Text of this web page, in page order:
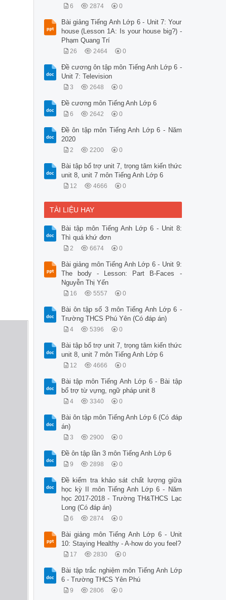
6 2874 0
Bài giảng Tiếng Anh Lớp 6 - Unit 7: Your
house (Lesson 1A: Is your house big?) -
Phạm Quang Trí
26 2464 0
Đề cương ôn tập môn Tiếng Anh Lớp 6 -
Unit 7: Television
3 2648 0
Đề cương môn Tiếng Anh Lớp 6
6 2642 0
Đề ôn tập môn Tiếng Anh Lớp 6 - Năm
2020
2 2200 0
Bài tập bổ trợ unit 7, trọng tâm kiến thức
unit 8, unit 7 môn Tiếng Anh Lớp 6
12 4666 0
TÀI LIỆU HAY
Bài tập môn Tiếng Anh Lớp 6 - Unit 8:
Thì quá khứ đơn
2 6674 0
Bài giảng môn Tiếng Anh Lớp 6 - Unit 9:
The body - Lesson: Part B-Faces -
Nguyễn Thị Yến
16 5557 0
Bài ôn tập số 3 môn Tiếng Anh Lớp 6 -
Trường THCS Phú Yên (Có đáp án)
4 5396 0
Bài tập bổ trợ unit 7, trọng tâm kiến thức
unit 8, unit 7 môn Tiếng Anh Lớp 6
12 4666 0
Bài tập môn Tiếng Anh Lớp 6 - Bài tập
bổ trợ từ vựng, ngữ pháp unit 8
4 3340 0
Bài ôn tập môn Tiếng Anh Lớp 6 (Có đáp
án)
3 2900 0
Đề ôn tập lần 3 môn Tiếng Anh Lớp 6
9 2898 0
Đề kiểm tra khảo sát chất lượng giữa
học kỳ II môn Tiếng Anh Lớp 6 - Năm
học 2017-2018 - Trường TH&THCS Lạc
Long (Có đáp án)
6 2874 0
Bài giảng môn Tiếng Anh Lớp 6 - Unit
10: Staying Healthy - A-how do you feel?
17 2830 0
Bài tập trắc nghiệm môn Tiếng Anh Lớp
6 - Trường THCS Yên Phú
9 2806 0